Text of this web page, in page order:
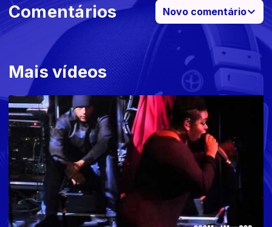
Mais vídeos
Comentários Novo comentário